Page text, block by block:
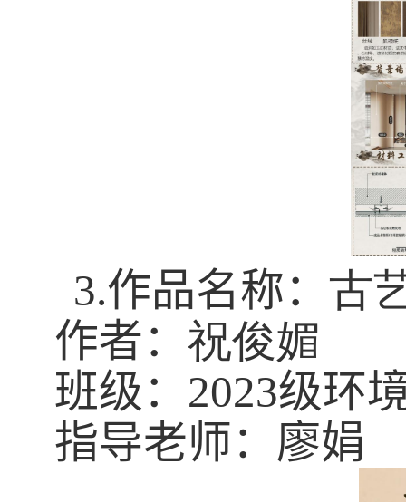
3.作品名称： 古
作者： 祝俊媚
班级： 2023级环
指导老师：廖娟